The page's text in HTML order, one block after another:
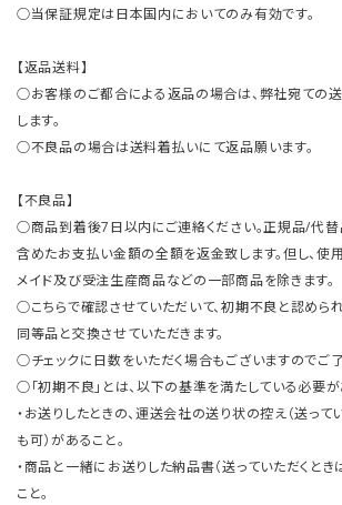
○当保証規定は日本国内においてのみ有効です。
【返品送料】
○お客様のご都合による返品の場合は、弊社宛ての
します。
○不良品の場合は送料着払いにて返品願います。
【不良品】
○商品到着後7日以内にご連絡ください。正規品/代
含めたお支払い金額の全額を返金致します。但し、使
メイド及び受注生産商品などの一部商品を除きます。
○こちらで確認させていただいて、初期不良と認めら
同等品と交換させていただきます。
○チェックに日数をいただく場合もございますのでご
○「初期不良」とは、以下の基準を満たしている必要が
・お送りしたときの、運送会社の送り状の控え（送って
も可）があること。
・商品と一緒にお送りした納品書（送っていただくとき
こと。